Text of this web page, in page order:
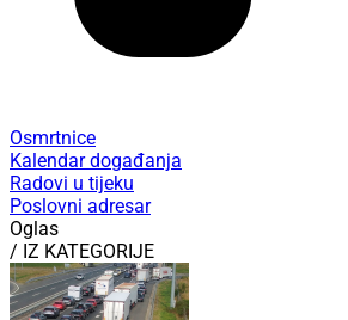
Osmrtnice
Kalendar događanja
Radovi u tijeku
Poslovni adresar
Oglas
/ IZ KATEGORIJE